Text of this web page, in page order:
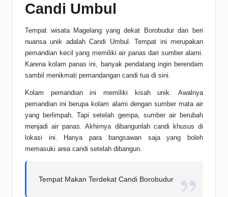
Candi Umbul
Tempat wisata Magelang yang dekat Borobudur dan beri
nuansa unik adalah Candi Umbul. Tempat ini merupakan
pemandian kecil yang memiliki air panas dari sumber alami.
Karena kolam panas ini, banyak pendatang ingin berendam
sambil menikmati pemandangan candi tua di sini.
Kolam pemandian ini memiliki kisah unik. Awalnya
pemandian ini berupa kolam alami dengan sumber mata air
yang berlimpah. Tapi setelah gempa, sumber air berubah
menjadi air panas. Akhirnya dibangunlah candi khusus di
lokasi ini. Hanya para bangsawan saja yang boleh
memasuki area candi setelah dibangun.
Tempat Makan Terdekat Candi Borobudur